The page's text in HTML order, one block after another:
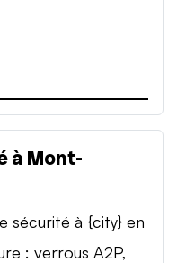
à Mont-
sécurité à {city} en
: verrous A2P,